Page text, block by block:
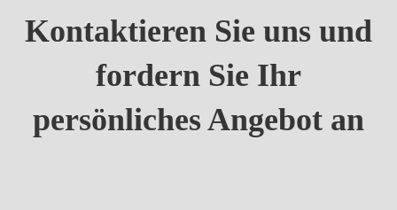
Kontaktieren Sie uns und
fordern Sie Ihr
persönliches Angebot an